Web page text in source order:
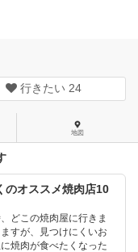
行きたい 24
地図
のオススメ焼肉店10
どこの焼肉屋に行きま
すが、見つけにくいお
焼肉が食べたくなった